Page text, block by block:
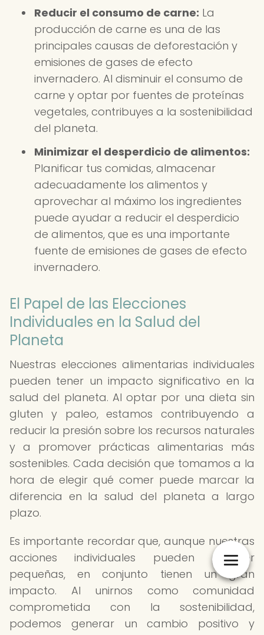
Reducir el consumo de carne: La
producción de carne es una de las
principales causas de deforestación y
emisiones de gases de efecto
invernadero. Al disminuir el consumo de
carne y optar por fuentes de proteínas
vegetales, contribuyes a la sostenibilidad
del planeta.
Minimizar el desperdicio de alimentos:
Planificar tus comidas, almacenar
adecuadamente los alimentos y
aprovechar al máximo los ingredientes
puede ayudar a reducir el desperdicio
de alimentos, que es una importante
fuente de emisiones de gases de efecto
invernadero.
El Papel de las Elecciones
Individuales en la Salud del
Planeta
Nuestras elecciones alimentarias individuales
pueden tener un impacto significativo en la
salud del planeta. Al optar por una dieta sin
gluten y paleo, estamos contribuyendo a
reducir la presión sobre los recursos naturales
y a promover prácticas alimentarias más
sostenibles. Cada decisión que tomamos a la
hora de elegir qué comer puede marcar la
diferencia en la salud del planeta a largo
plazo.
Es importante recordar que, aunque nuestras
acciones individuales pueden parecer
pequeñas, en conjunto tienen un gran
impacto. Al unirnos como comunidad
comprometida con la sostenibilidad,
podemos generar un cambio positivo y